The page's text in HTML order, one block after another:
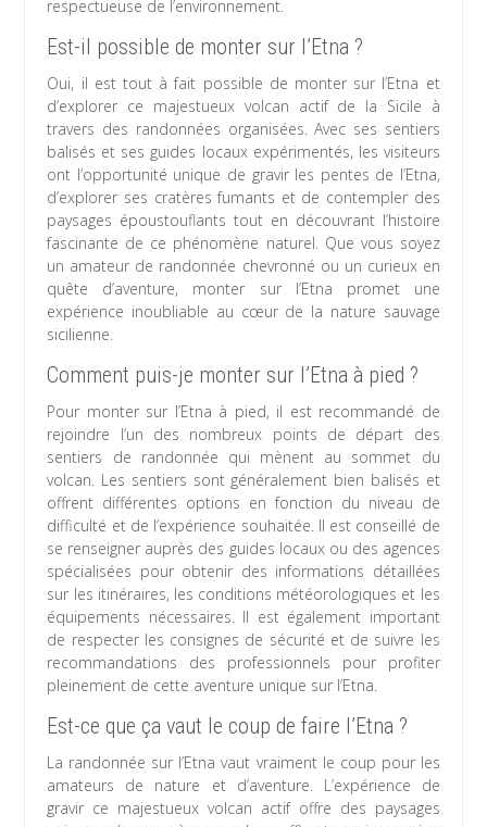
respectueuse de l’environnement.
Est-il possible de monter sur l’Etna ?
Oui, il est tout à fait possible de monter sur l’Etna et
d’explorer ce majestueux volcan actif de la Sicile à
travers des randonnées organisées. Avec ses sentiers
balisés et ses guides locaux expérimentés, les visiteurs
ont l’opportunité unique de gravir les pentes de l’Etna,
d’explorer ses cratères fumants et de contempler des
paysages époustouflants tout en découvrant l’histoire
fascinante de ce phénomène naturel. Que vous soyez
un amateur de randonnée chevronné ou un curieux en
quête d’aventure, monter sur l’Etna promet une
expérience inoubliable au cœur de la nature sauvage
sicilienne.
Comment puis-je monter sur l’Etna à pied ?
Pour monter sur l’Etna à pied, il est recommandé de
rejoindre l’un des nombreux points de départ des
sentiers de randonnée qui mènent au sommet du
volcan. Les sentiers sont généralement bien balisés et
offrent différentes options en fonction du niveau de
difficulté et de l’expérience souhaitée. Il est conseillé de
se renseigner auprès des guides locaux ou des agences
spécialisées pour obtenir des informations détaillées
sur les itinéraires, les conditions météorologiques et les
équipements nécessaires. Il est également important
de respecter les consignes de sécurité et de suivre les
recommandations des professionnels pour profiter
pleinement de cette aventure unique sur l’Etna.
Est-ce que ça vaut le coup de faire l’Etna ?
La randonnée sur l’Etna vaut vraiment le coup pour les
amateurs de nature et d’aventure. L’expérience de
gravir ce majestueux volcan actif offre des paysages